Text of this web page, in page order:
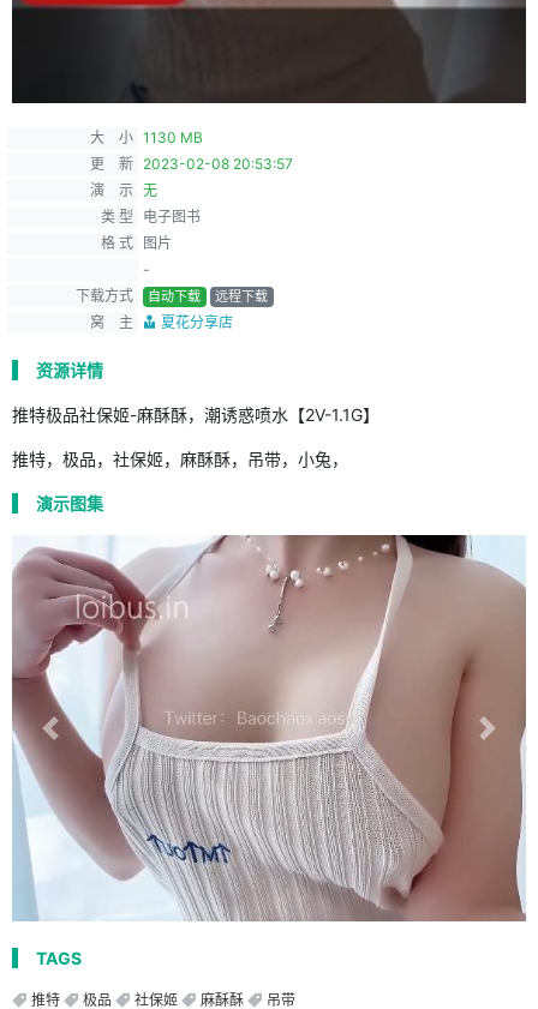
大 小 1130 MB
更 新 2023-02-08 20:53:57
演 示 无
类 型
电子图书
格 式
图片
-
下载方式
自动下载 远程下载
窝 主 夏花分享店
资源详情
推特极品社保姬-麻酥酥，潮诱惑喷水【2V-1.1G】
推特，极品，社保姬，麻酥酥，吊带，小兔，
演示图集
TAGS
推特 极品 社保姬 麻酥酥 吊带